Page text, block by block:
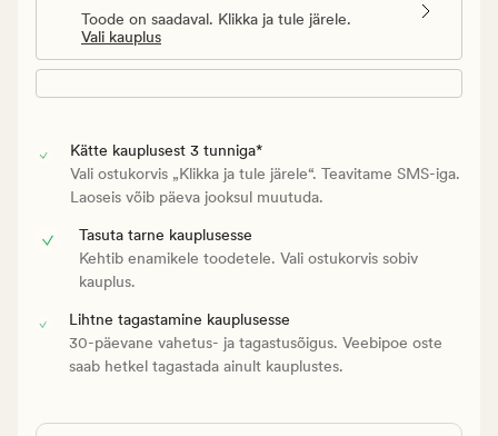
Toode on saadaval. Klikka ja tule järele.
Vali kauplus
Kätte kauplusest 3 tunniga*
Vali ostukorvis „Klikka ja tule järele“. Teavitame SMS-iga.
Laoseis võib päeva jooksul muutuda.
Tasuta tarne kauplusesse
Kehtib enamikele toodetele. Vali ostukorvis sobiv
kauplus.
Lihtne tagastamine kauplusesse
30-päevane vahetus- ja tagastusõigus. Veebipoe oste
saab hetkel tagastada ainult kauplustes.